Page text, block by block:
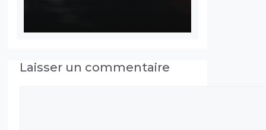
Laisser un commentaire